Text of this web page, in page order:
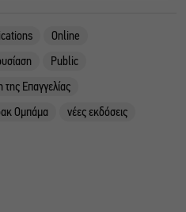
Online
Public
της Επαγγελίας
Ομπάμα
νέες εκδόσεις